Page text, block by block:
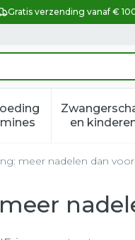
Gratis verzending vanaf €
Schoonheid,
submenu voor
en
Toon
meer nadelen dan